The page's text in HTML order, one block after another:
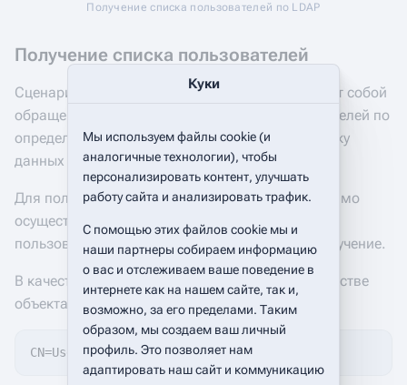
Получение списка пользователей по LDAP
Получение списка пользователей
Сценарий загрузки пользователей представляет собой
обращение к LDAP, получение списка пользователей по
определенному фильтру и дальнейшую обработку
данных в цикле.
Для получения списка пользователей, необходимо
осуществить запрос от имени доменного
пользователя, у которого есть права на его получение.
В качестве действия выбирается поиск, а в качестве
объекта пользователи домена:
Куки
Мы используем файлы cookie (и
аналогичные технологии), чтобы
персонализировать контент, улучшать
работу сайта и анализировать трафик.
С помощью этих файлов cookie мы и
наши партнеры собираем информацию
о вас и отслеживаем ваше поведение в
интернете как на нашем сайте, так и,
возможно, за его пределами. Таким
образом, мы создаем ваш личный
профиль. Это позволяет нам
адаптировать наш сайт и коммуникацию